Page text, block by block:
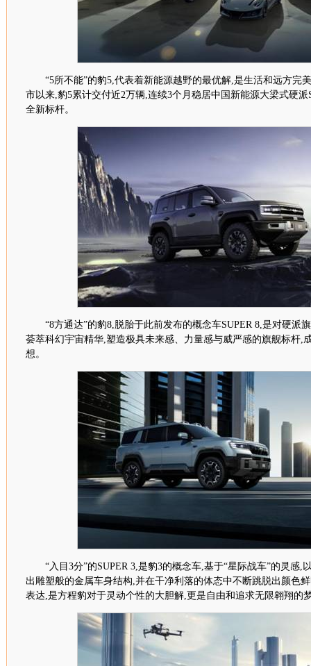
“5所不能”的豹5,代表着新能源越野的最优解,是生活和远方完
市以来,豹5累计交付近2万辆,连续3个月稳居中国新能源大梁式硬派
全新标杆。
“8方通达”的豹8,脱胎于此前发布的概念车SUPER 8,是对硬派
荟萃科幻宇宙精华,塑造极具未来感、力量感与威严感的旗舰标杆,
想。
“入目 3分”的SUPER 3,是豹3的概念车,基于“星际战车”的灵感,
出 雕塑般的金属车身结构,并在干净利落的体态中不断跳脱出颜色
表达,是方程豹对于灵动个性的大胆解,更是自由和追求无限翱翔的